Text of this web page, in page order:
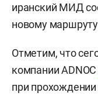
иранский МИД
новому
Отметим, что
компании ADNOC
при